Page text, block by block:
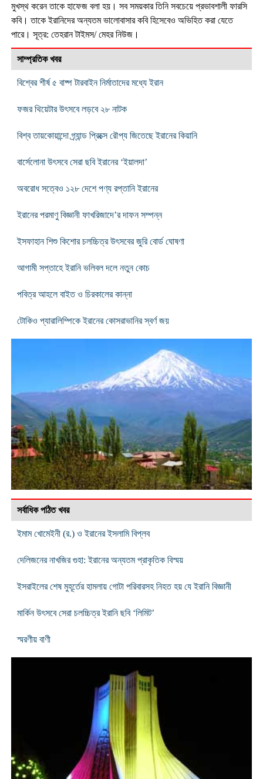
মুখস্থ করেন তাকে হাফেজ বলা হয়। সব সময়কার তিনি সবচেয়ে প্রভাবশালী ফারসি
কবি। তাকে ইরানিদের অন্যতম ভালোবাসার কবি হিসেবেও অভিহিত করা যেতে
পারে। সূত্র: তেহরান টাইমস/ মেহর নিউজ।
সাম্প্রতিক খবর
বিশ্বের শীর্ষ ৫ বাষ্প টারবাইন নির্মাতাদের মধ্যে ইরান
ফজর থিয়েটার উৎসবে লড়বে ২৮ নাটক
বিশ্ব তায়কোয়ান্দো গ্র্যান্ড প্রিক্সে রৌপ্য জিতেছে ইরানের কিয়ানি
বার্সেলোনা উৎসবে সেরা ছবি ইরানের ‘ইয়ালদা’
অবরোধ সত্বেও ১২৮ দেশে পণ্য রপ্তানি ইরানের
ইরানের পরমাণু বিজ্ঞানী ফাখরিজাদে’র দাফন সম্পন্ন
ইসফাহান শিশু কিশোর চলচ্চিত্র উৎসবের জুরি বোর্ড ঘোষণা
আগামী সপ্তাহে ইরানি ভলিবল দলে নতুন কোচ
পবিত্র আহলে বাইত ও চিরকালের কান্না
টোকিও প্যারালিম্পিকে ইরানের কোসরাভানির স্বর্ণ জয়
সর্বাধিক পঠিত খবর
ইমাম খোমেইনী (র.) ও ইরানের ইসলামি বিপ্লব
দেলিজনের নাখজির গুহা: ইরানের অন্যতম প্রাকৃতিক বিস্ময়
ইসরাইলের শেষ মুহূর্তের হামলায় গোটা ‌পরিবারসহ নিহত হয় যে ইরানি বিজ্ঞানী
মার্কিন উৎসবে সেরা চলচ্চিত্র ইরানি ছবি ‘লিমিট’
স্মরণীয় বাণী